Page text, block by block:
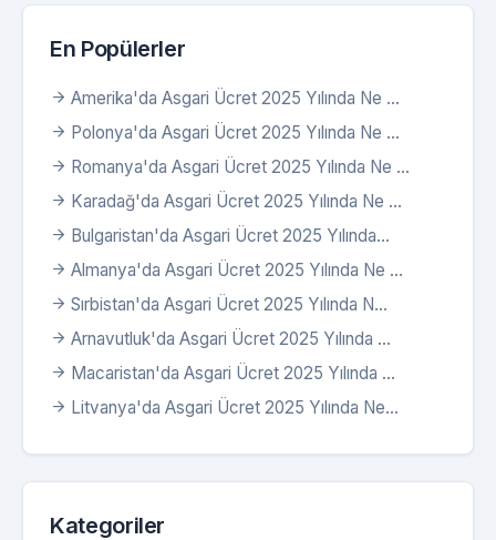
En Popülerler
Amerika'da Asgari Ücret 2025 Yılında Ne ...
Polonya'da Asgari Ücret 2025 Yılında Ne ...
Romanya'da Asgari Ücret 2025 Yılında Ne ...
Karadağ'da Asgari Ücret 2025 Yılında Ne ...
Bulgaristan'da Asgari Ücret 2025 Yılında...
Almanya'da Asgari Ücret 2025 Yılında Ne ...
Sırbistan'da Asgari Ücret 2025 Yılında N...
Arnavutluk'da Asgari Ücret 2025 Yılında ...
Macaristan'da Asgari Ücret 2025 Yılında ...
Litvanya'da Asgari Ücret 2025 Yılında Ne...
Kategoriler